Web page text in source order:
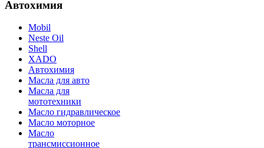
Автохимия
Mobil
Neste Oil
Shell
XADO
Автохимия
Масла для авто
Масла для
мототехники
Масло гидравлическое
Масло моторное
Масло
трансмиссионное